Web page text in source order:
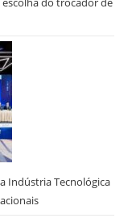
Indústria Tecnológica